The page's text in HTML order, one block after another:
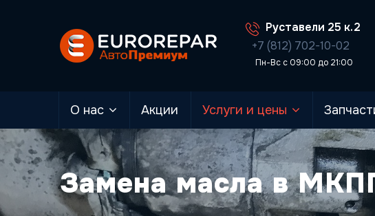
Руставели 25 к.2
+7 (812) 702-10-02
Пн-Вс с 09:00 до 21:00
О нас Акции Услуги и цены
Замена масла в